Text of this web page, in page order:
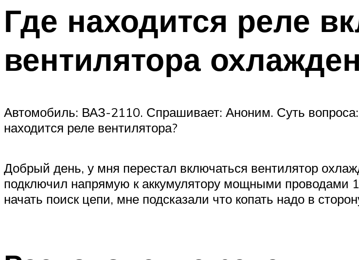
Где находится реле
вентилятора
Автомобиль: ВАЗ-2110. Спрашивает: Аноним. Суть
находится реле вентилятора?
Добрый день, у мня перестал включаться вентилятор
подключил напрямую к аккумулятору мощными проводами
начать поиск цепи, мне подсказали что копать надо в